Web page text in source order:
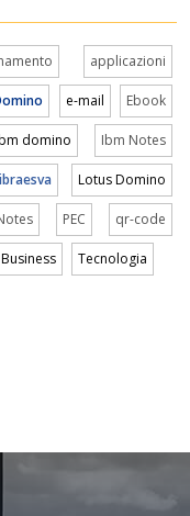
applicazioni
e-mail Ebook
domino Ibm Notes
Lotus Domino
PEC qr-code
Tecnologia